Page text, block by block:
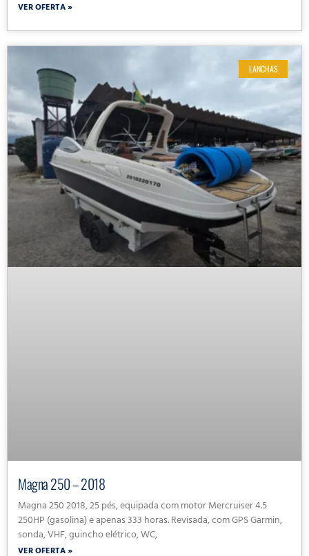
VER OFERTA »
LANCHAS
Magna 250 – 2018
Magna 250 2018, 25 pés, equipada com motor Mercruiser 4.5
250HP (gasolina) e apenas 333 horas. Revisada, com GPS Garmin,
sonda, VHF, guincho elétrico, WC,
VER OFERTA »